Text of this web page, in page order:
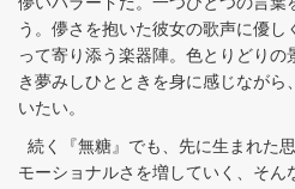
う。儚さを抱いた彼女の歌声に優
って寄り添う楽器陣。色とりどり
き夢みしひとときを身に感じながら
いたい。
続く『無糖』でも、先に生まれた
モーショナルさを増していく、そん